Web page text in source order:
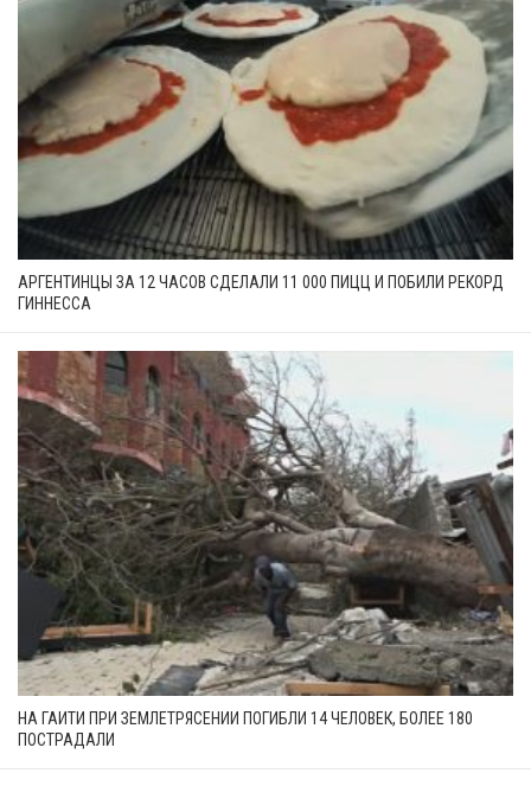
АРГЕНТИНЦЫ ЗА 12 ЧАСОВ СДЕЛАЛИ 11 000 ПИЦЦ И ПОБИЛИ РЕКОРД
ГИННЕССА
НА ГАИТИ ПРИ ЗЕМЛЕТРЯСЕНИИ ПОГИБЛИ 14 ЧЕЛОВЕК, БОЛЕЕ 180
ПОСТРАДАЛИ